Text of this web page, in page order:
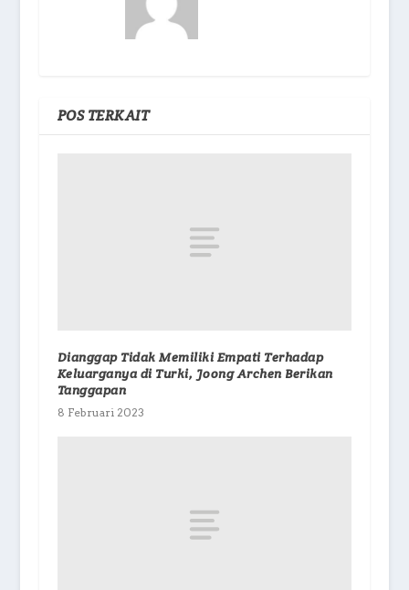
POS TERKAIT
Dianggap Tidak Memiliki Empati Terhadap
Keluarganya di Turki, Joong Archen Berikan
Tanggapan
8 Februari 2023